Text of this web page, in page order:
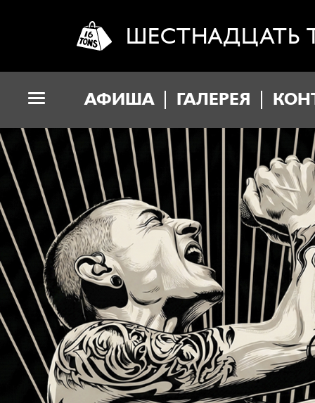
ШЕСТНАДЦАТЬ
АФИША ГАЛЕРЕЯ